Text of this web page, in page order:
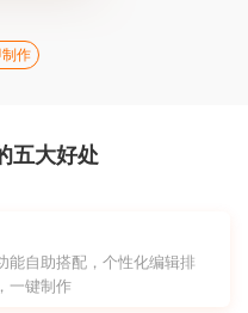
作
五大好处
能自助搭配，个性化编辑排
一键制作